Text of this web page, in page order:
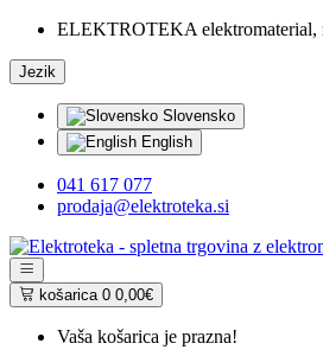
ELEKTROTEKA elektromaterial,
Jezik
Slovensko
English
041 617 077
prodaja@elektroteka.si
košarica 0 0,00€
Vaša košarica je prazna!